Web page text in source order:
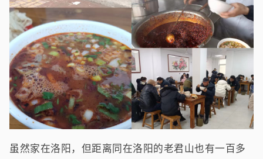
虽然家在洛阳，但距离同在洛阳的老君山也有一百多